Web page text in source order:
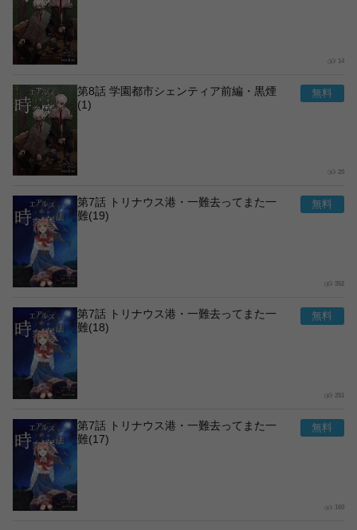
14
第8話 学園都市シェンティア前編・黒煙
(1)
20
第7話 トリナウス港・一難去ってまた一
難(19)
352
第7話 トリナウス港・一難去ってまた一
難(18)
251
第7話 トリナウス港・一難去ってまた一
難(17)
160